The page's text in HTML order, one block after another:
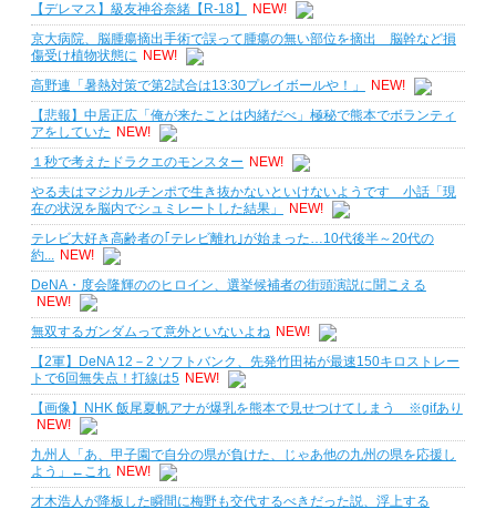
【デレマス】級友神谷奈緒【R-18】
NEW!
京大病院、脳腫瘍摘出手術で誤って腫瘍の無い部位を摘出 脳幹など損
傷受け植物状態に NEW!
高野連「暑熱対策で第2試合は13:30プレイボールや！」
NEW!
【悲報】中居正広「俺が来たことは内緒だべ」極秘で熊本でボランティ
アをしていた NEW!
１秒で考えたドラクエのモンスター NEW!
やる夫はマジカルチンポで生き抜かないといけないようです 小話「現
在の状況を脳内でシュミレートした結果」
NEW!
テレビ大好き高齢者の｢テレビ離れ｣が始まった…10代後半～20代の
約... NEW!
DeNA・度会隆輝ののヒロイン、選挙候補者の街頭演説に聞こえる
NEW!
無双するガンダムって意外といないよね NEW!
【2軍】DeNA 12－2 ソフトバンク、先発竹田祐が最速150キロストレー
トで6回無失点！打線は5 NEW!
【画像】NHK 飯尾夏帆アナが爆乳を熊本で見せつけてしまう ※gifあり
NEW!
九州人「あ、甲子園で自分の県が負けた、じゃあ他の九州の県を応援し
よう」←これ NEW!
才木浩人が降板した瞬間に梅野も交代するべきだった説、浮上する